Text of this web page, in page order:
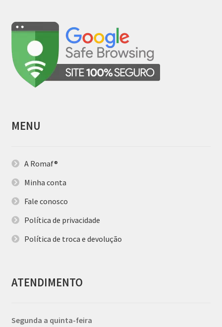
MENU
A Romaf®
Minha conta
Fale conosco
Política de privacidade
Política de troca e devolução
ATENDIMENTO
Segunda a quinta-feira